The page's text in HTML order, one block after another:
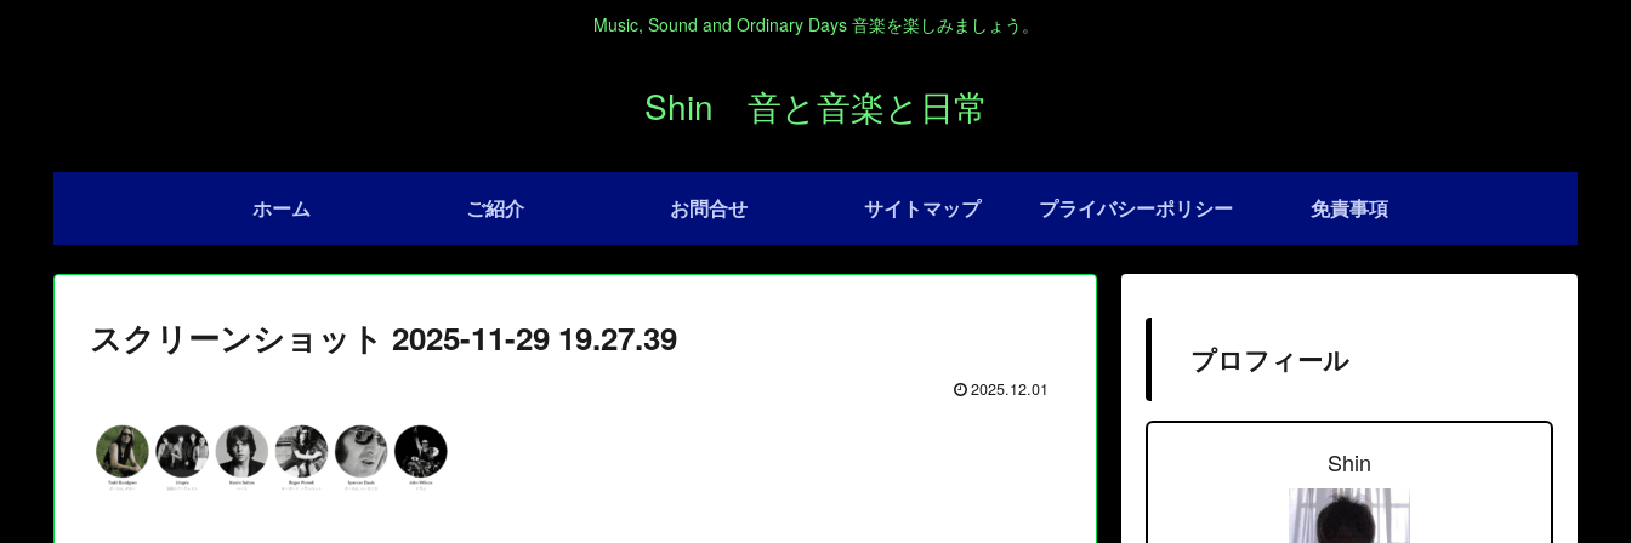
Music, Sound and Ordinary Days 音楽を楽しみましょう。
Shin 音と音楽と日常
ホーム ご紹介 お問合せ サイトマップ プライバシーポリシー 免責事項
スクリーンショット 2025-11-29 19.27.39
2025.12.01
プロフィール
Shin